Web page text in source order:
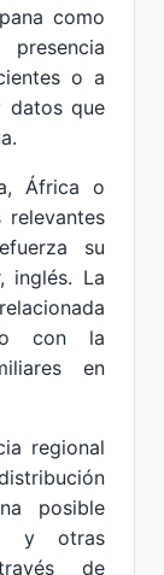
como
o a
datos que
África o
relevantes
su
inglés. La
o con la
en
regional
posible
y otras
de